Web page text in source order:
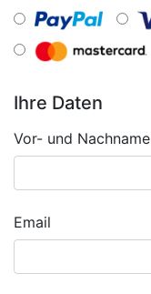
Ihre Daten
Vor- und Nachname
Email